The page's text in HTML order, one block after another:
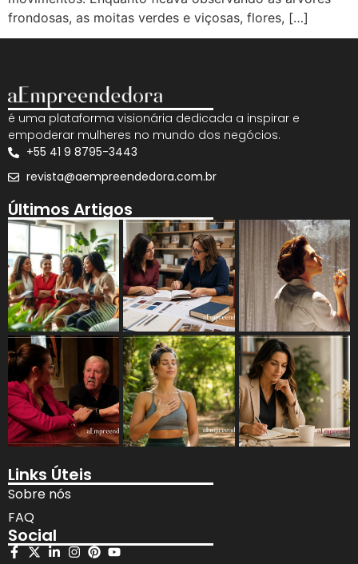
frondosas, as moitas verdes e viçosas, flores, […]
é uma plataforma visionária dedicada a inspirar e
empoderar mulheres no mundo dos negócios.
+55 41 9 8795-3443
revista@aempreendedora.com.br
Últimos Artigos
Links Úteis
Sobre nós
FAQ
Social